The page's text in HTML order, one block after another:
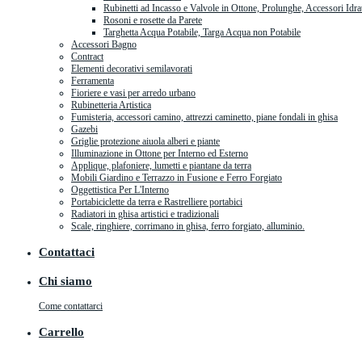
Rubinetti ad Incasso e Valvole in Ottone, Prolunghe, Accessori
Rosoni e rosette da Parete
Targhetta Acqua Potabile, Targa Acqua non Potabile
Accessori Bagno
Contract
Elementi decorativi semilavorati
Ferramenta
Fioriere e vasi per arredo urbano
Rubinetteria Artistica
Fumisteria, accessori camino, attrezzi caminetto, piane fondali in ghisa
Gazebi
Griglie protezione aiuola alberi e piante
Illuminazione in Ottone per Interno ed Esterno
Applique, plafoniere, lumetti e piantane da terra
Mobili Giardino e Terrazzo in Fusione e Ferro Forgiato
Oggettistica Per L'Interno
Portabiciclette da terra e Rastrelliere portabici
Radiatori in ghisa artistici e tradizionali
Scale, ringhiere, corrimano in ghisa, ferro forgiato, alluminio.
Contattaci
Chi siamo
Come contattarci
Carrello